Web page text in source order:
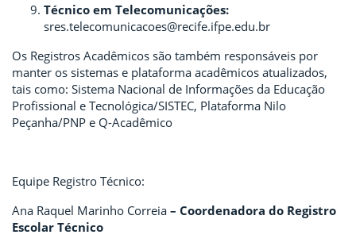
Técnico em Telecomunicações:
sres.telecomunicacoes@recife.ifpe.edu.br
Os Registros Acadêmicos são também responsáveis por
manter os sistemas e plataforma acadêmicos atualizados,
tais como: Sistema Nacional de Informações da Educação
Profissional e Tecnológica/SISTEC, Plataforma Nilo
Peçanha/PNP e Q-Acadêmico
Equipe Registro Técnico:
Ana Raquel Marinho Correia – Coordenadora do Registro
Escolar Técnico